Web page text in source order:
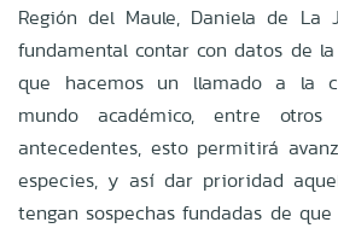
Región del Maule, Daniela de La
fundamental contar con datos de
que hacemos un llamado a la
mundo académico, entre
antecedentes, esto permitirá
especies, y así dar prioridad
tengan sospechas fundadas de